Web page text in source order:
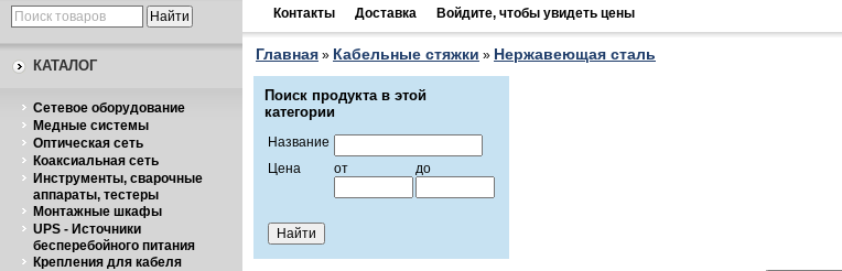
КАТАЛОГ
Cетевое оборудование
Медные системы
Оптическая сеть
Коаксиальная сеть
Инструменты, сварочные
аппараты, тестеры
Монтажные шкафы
UPS - Источники
бесперебойного питания
Крепления для кабеля
Контакты Доставка Войдите, чтобы увидеть цены
Главная » Кабельные стяжки » Нержавеющая сталь
Поиск продукта в этой
категории
Название
Цена
от до